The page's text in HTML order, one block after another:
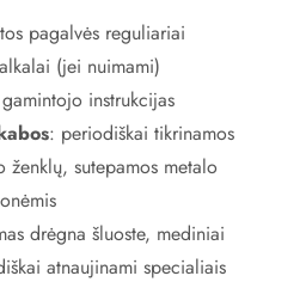
pagalvės reguliariai
(jei nuimami)
instrukcijas
: periodiškai tikrinamos
ženklų, sutepamos metalo
drėgna šluoste, mediniai
atnaujinami specialiais